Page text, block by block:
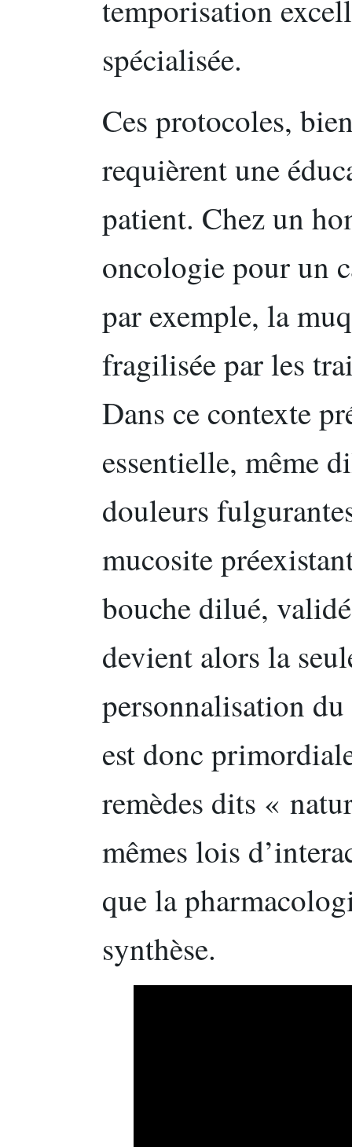
temporisation
spécialisée.
Ces protocoles,
requièrent une
patient. Chez un
oncologie pour un
par exemple, la
fragilisée par les
Dans ce contexte
essentielle, même
douleurs
mucosite
bouche dilué,
devient alors la
personnalisation
est donc
remèdes dits «
mêmes lois
que la
synthèse.